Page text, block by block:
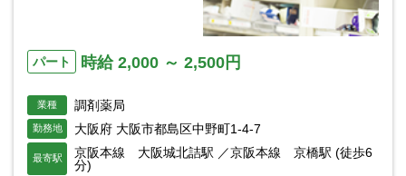
パート 時給 2,000 ～ 2,500円
業種 調剤薬局
勤務地 大阪府 大阪市都島区中野町1-4-7
最寄駅
京阪本線 大阪城北詰駅 ／京阪本線 京橋駅 (徒歩6
分)